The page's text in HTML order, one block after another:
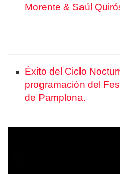
Morente & Saúl
Éxito del Ciclo
programación del
de Pamplona.